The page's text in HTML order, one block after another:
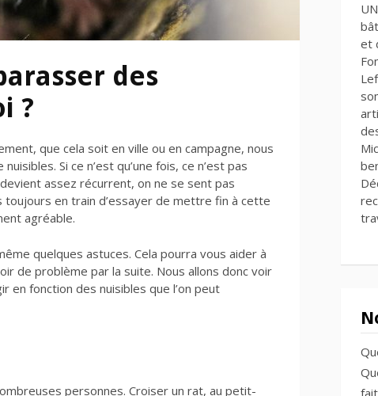
des
?
que cela soit en ville ou en campagne, nous
Si ce n’est qu’une fois, ce n’est pas
assez récurrent, on ne se sent pas
en train d’essayer de mettre fin à cette
agréable.
quelques astuces. Cela pourra vous aider à
de problème par la suite. Nous allons donc voir
en fonction des nuisibles que l’on peut
personnes. Croiser un rat, au petit-
et